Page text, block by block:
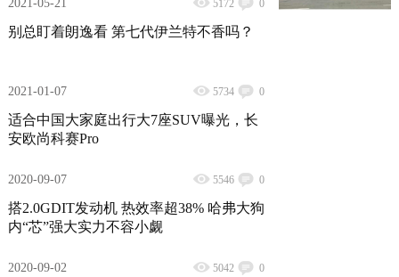
2021-05-21 5172 0
别总盯着朗逸看 第七代伊兰特不香吗？
2021-01-07 5734 0
适合中国大家庭出行大7座SUV曝光，长
安欧尚科赛Pro
2020-09-07 5546 0
搭2.0GDIT发动机 热效率超38% 哈弗大狗
内“芯”强大实力不容小觑
2020-09-02 5042 0